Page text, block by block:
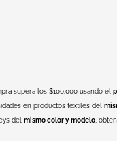
supera los $100.000 usando el
en productos textiles del
del mismo color y modelo,